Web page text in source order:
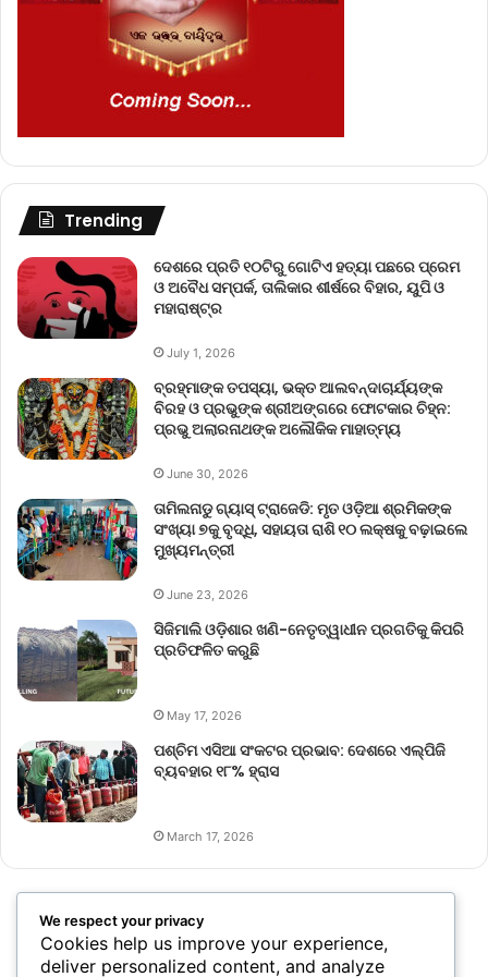
Trending
ଦେଶରେ ପ୍ରତି ୧୦ଟିରୁ ଗୋଟିଏ ହତ୍ୟା ପଛରେ ପ୍ରେମ
ଓ ଅବୈଧ ସମ୍ପର୍କ, ତାଲିକାର ଶୀର୍ଷରେ ବିହାର, ୟୁପି ଓ
ମହାରାଷ୍ଟ୍ର
July 1, 2026
ବ୍ରହ୍ମାଙ୍କ ତପସ୍ୟା, ଭକ୍ତ ଆଲବନ୍ଦାଚାର୍ଯ୍ୟଙ୍କ
ବିରହ ଓ ପ୍ରଭୁଙ୍କ ଶ୍ରୀଅଙ୍ଗରେ ଫୋଟକାର ଚିହ୍ନ:
ପ୍ରଭୁ ଅଲାରନାଥଙ୍କ ଅଲୌକିକ ମାହାତ୍ମ୍ୟ
June 30, 2026
ତାମିଲନାଡୁ ଗ୍ୟାସ୍ ଟ୍ରାଜେଡି: ମୃତ ଓଡ଼ିଆ ଶ୍ରମିକଙ୍କ
ସଂଖ୍ୟା ୭କୁ ବୃଦ୍ଧି, ସହାୟତା ରାଶି ୧୦ ଲକ୍ଷକୁ ବଢ଼ାଇଲେ
ମୁଖ୍ୟମନ୍ତ୍ରୀ
June 23, 2026
ସିଜିମାଲି ଓଡ଼ିଶାର ଖଣି-ନେତୃତ୍ୱାଧୀନ ପ୍ରଗତିକୁ କିପରି
ପ୍ରତିଫଳିତ କରୁଛି
May 17, 2026
ପଶ୍ଚିମ ଏସିଆ ସଂକଟର ପ୍ରଭାବ: ଦେଶରେ ଏଲ୍‌ପିଜି
ବ୍ୟବହାର ୧୮% ହ୍ରାସ
March 17, 2026
We respect your privacy
Cookies help us improve your experience,
deliver personalized content, and analyze